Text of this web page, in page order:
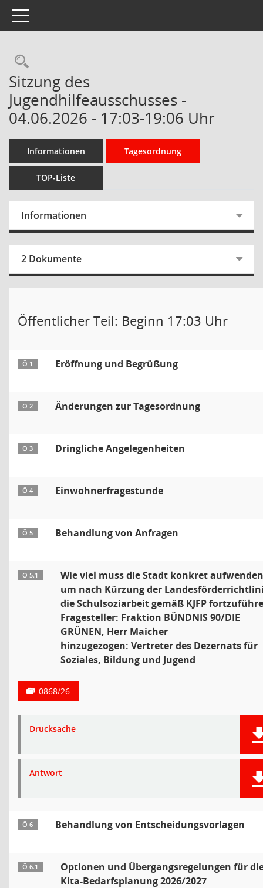
Toggle navigation
Rechercheauswahl
Sitzung des
Jugendhilfeausschusses -
04.06.2026 - 17:03-19:06 Uhr
Informationen Tagesordnung
TOP-Liste
Informationen
2 Dokumente
Öffentlicher Teil: Beginn 17:03 Uhr
Ö 1 Eröffnung und Begrüßung
Ö 2 Änderungen zur Tagesordnung
Ö 3 Dringliche Angelegenheiten
Ö 4 Einwohnerfragestunde
Ö 5 Behandlung von Anfragen
Ö 5.1
Wie viel muss die Stadt konkret
um nach Kürzung der
die Schulsoziarbeit gemäß KJFP
Fragesteller: Fraktion BÜNDNIS 90/DIE
GRÜNEN, Herr Maicher
hinzugezogen: Vertreter des Dezernats für
Soziales, Bildung und Jugend
0868/26
Drucksache
Antwort
Ö 6 Behandlung von Entscheidungsvorlagen
Ö 6.1
Optionen und Übergangsregelungen für
Kita-Bedarfsplanung 2026/2027